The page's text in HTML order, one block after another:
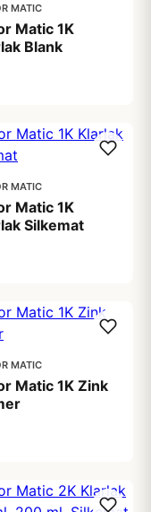
MATIC
Matic 1K
Blank
MATIC
Matic 1K
Silkemat
MATIC
Matic 1K Zink